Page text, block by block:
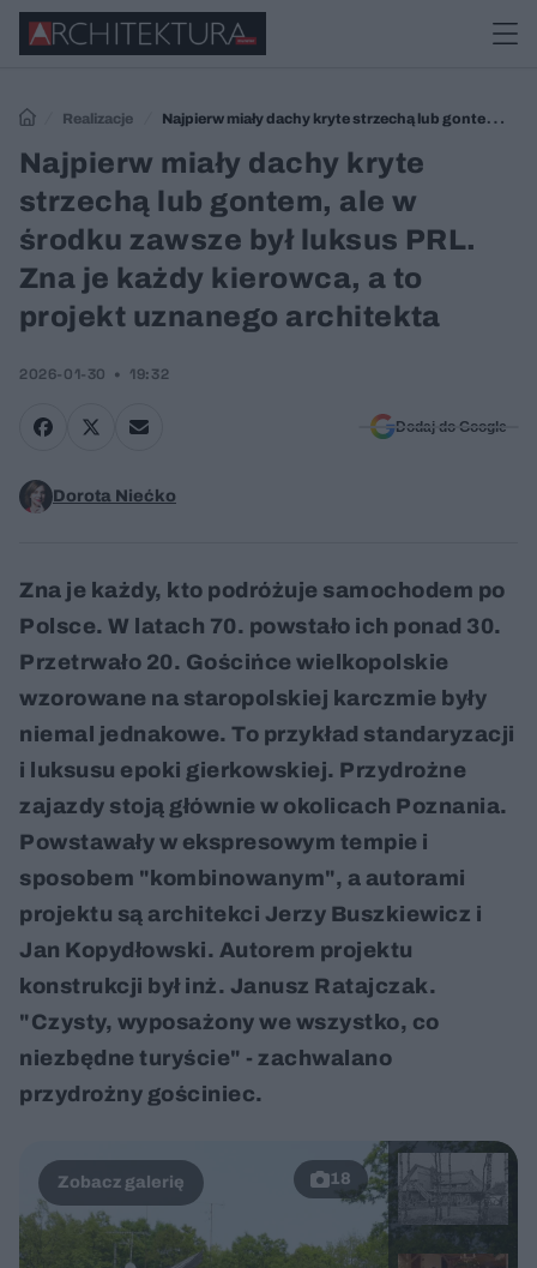
Realizacje
Najpierw miały dachy kryte strzechą lub gontem, ale
w środku zawsze był luksus PRL. Zna je każdy kierowca, a to projekt
uznanego architekta
Najpierw miały dachy kryte
strzechą lub gontem, ale w
środku zawsze był luksus PRL.
Zna je każdy kierowca, a to
projekt uznanego architekta
2026-01-30 19:32
Dodaj do Google
Dorota Niećko
Zna je każdy, kto podróżuje samochodem po
Polsce. W latach 70. powstało ich ponad 30.
Przetrwało 20. Gościńce wielkopolskie
wzorowane na staropolskiej karczmie były
niemal jednakowe. To przykład standaryzacji
i luksusu epoki gierkowskiej. Przydrożne
zajazdy stoją głównie w okolicach Poznania.
Powstawały w ekspresowym tempie i
sposobem "kombinowanym", a autorami
projektu są architekci Jerzy Buszkiewicz i
Jan Kopydłowski. Autorem projektu
konstrukcji był inż. Janusz Ratajczak.
"Czysty, wyposażony we wszystko, co
niezbędne turyście" - zachwalano
przydrożny gościniec.
18